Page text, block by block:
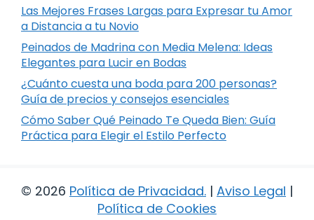
Las Mejores Frases Largas para Expresar tu Amor
a Distancia a tu Novio
Peinados de Madrina con Media Melena: Ideas
Elegantes para Lucir en Bodas
¿Cuánto cuesta una boda para 200 personas?
Guía de precios y consejos esenciales
Cómo Saber Qué Peinado Te Queda Bien: Guía
Práctica para Elegir el Estilo Perfecto
© 2026 Política de Privacidad. | Aviso Legal |
Política de Cookies